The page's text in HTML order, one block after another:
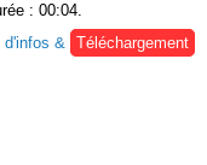
: 00:04.
d'infos &
Téléchargement